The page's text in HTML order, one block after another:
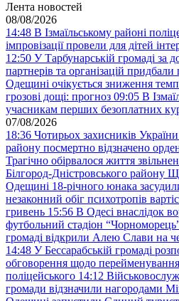
Лента новостей
08/08/2026
14:48 В Ізмаїльському районі
імпровізації провели для дітей
12:50 У Тарбунарській громаді за
партнерів та організацій
Одещині очікується зниження
грозові дощі: прогноз 09:05 В
учасникам перших безоплатних
07/08/2026
18:36 Чотирьох захисників
району посмертно відзначено
Трагічно обірвалося життя
Білгород-Дністровського району
Одещині 18-річного юнака
незаконний обіг психотропів
гривень 15:56 В Одесі внаслідок
футбольний стадіон
громаді відкрили Алею Слави на
14:48 У Бессарабській громаді
обговорення щодо перейменування
поліцейського 14:12
громади відзначили нагородами